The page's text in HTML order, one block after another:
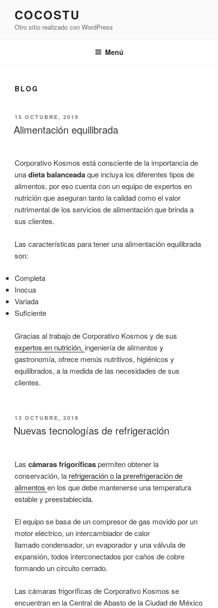
contenido
COCOSTU
Otro sitio realizado con WordPress
Menú
BLOG
PUBLICADO
EL
15 OCTUBRE, 2019
Alimentación equilibrada
Corporativo Kosmos está consciente de la importancia de
unadieta balanceadaque incluya los diferentes tipos de
alimentos, por eso cuenta con un equipo de expertos en
nutrición que aseguran tanto la calidad como el valor
nutrimental de los servicios de alimentación que brinda a
sus clientes.
Las características para tener una alimentación equilibrada
son:
Completa
Inocua
Variada
Suficiente
Gracias al trabajo de Corporativo Kosmos y de sus
expertos en nutrición, ingeniería de alimentos y
gastronomía, ofrece menús nutritivos, higiénicos y
equilibrados, a la medida de las necesidades de sus
clientes.
PUBLICADO
EL
13 OCTUBRE, 2019
Nuevas tecnologías de refrigeración
Las cámaras frigoríficaspermiten obtener la
conservación, la refrigeración o la prerefrigeración de
alimentos en los que debe mantenerse una temperatura
estable y preestablecida.
El equipo se basa de un compresor de gas movido por un
motor eléctrico, un intercambiador de calor
llamado condensador, un evaporador y una válvula de
expansión, todos interconectados por caños de cobre
formando un circuito cerrado.
Las cámaras frigoríficas de Corporativo Kosmos se
encuentran en la Central de Abasto de la Ciudad de México